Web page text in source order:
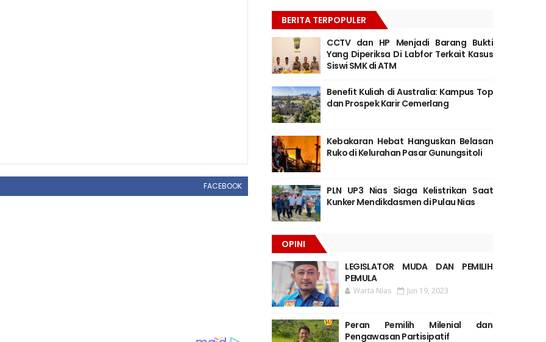
FACEBOOK
BERITA TERPOPULER
CCTV dan HP Menjadi Barang Bukti
Yang Diperiksa Di Labfor Terkait Kasus
Siswi SMK di ATM
Benefit Kuliah di Australia: Kampus Top
dan Prospek Karir Cemerlang
Kebakaran Hebat Hanguskan Belasan
Ruko di Kelurahan Pasar Gunungsitoli
PLN UP3 Nias Siaga Kelistrikan Saat
Kunker Mendikdasmen di Pulau Nias
OPINI
LEGISLATOR MUDA DAN PEMILIH
PEMULA
Warta Nias Jun 19, 2023
Peran Pemilih Milenial dan
Pengawasan Partisipatif